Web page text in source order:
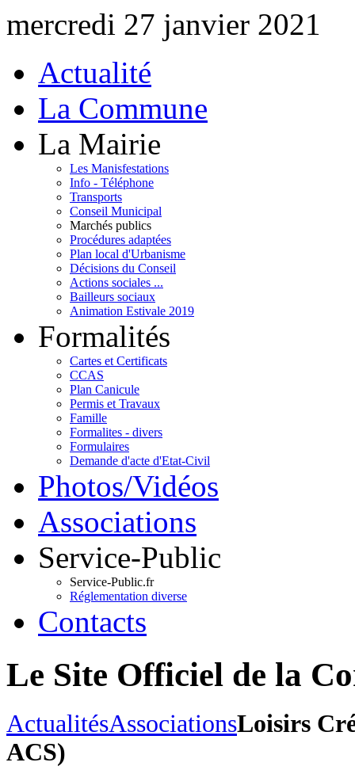
mercredi 27 janvier 2021
Actualité
La Commune
La Mairie
Les Manisfestations
Info - Téléphone
Transports
Conseil Municipal
Marchés publics
Procédures adaptées
Plan local d'Urbanisme
Décisions du Conseil
Actions sociales ...
Bailleurs sociaux
Animation Estivale 2019
Formalités
Cartes et Certificats
CCAS
Plan Canicule
Permis et Travaux
Famille
Formalites - divers
Formulaires
Demande d'acte d'Etat-Civil
Photos/Vidéos
Associations
Service-Public
Service-Public.fr
Réglementation diverse
Contacts
Le Site Officiel de la
ActualitésAssociationsLoisirs
ACS)